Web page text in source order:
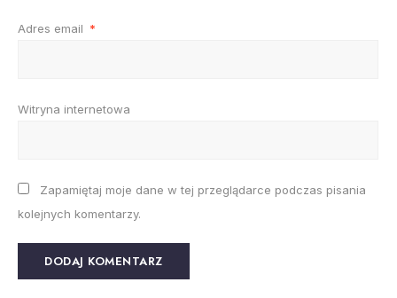
Adres email *
Witryna internetowa
Zapamiętaj moje dane w tej przeglądarce podczas pisania
kolejnych komentarzy.